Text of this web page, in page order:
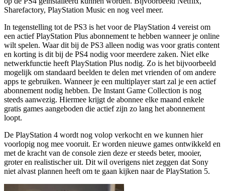
Sharefactory, PlayStation Music en nog veel meer.
In tegenstelling tot de PS3 is het voor de PlayStation 4 vereist om
een actief PlayStation Plus abonnement te hebben wanneer je online
wilt spelen. Waar dit bij de PS3 alleen nodig was voor gratis content
en korting is dit bij de PS4 nodig voor meerdere zaken. Niet elke
netwerkfunctie heeft PlayStation Plus nodig. Zo is het bijvoorbeeld
mogelijk om standaard beelden te delen met vrienden of om andere
apps te gebruiken. Wanneer je een multiplayer start zal je een actief
abonnement nodig hebben. De Instant Game Collection is nog
steeds aanwezig. Hiermee krijgt de abonnee elke maand enkele
gratis games aangeboden die actief zijn zo lang het abonnement
loopt.
De PlayStation 4 wordt nog volop verkocht en we kunnen hier
voorlopig nog mee vooruit. Er worden nieuwe games ontwikkeld en
met de kracht van de console zien deze er steeds beter, mooier,
groter en realistischer uit. Dit wil overigens niet zeggen dat Sony
niet alvast plannen heeft om te gaan kijken naar de PlayStation 5.